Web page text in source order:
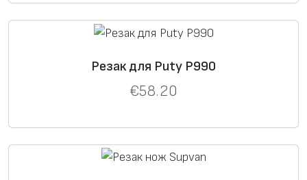
Резак для Puty P990
€58.20